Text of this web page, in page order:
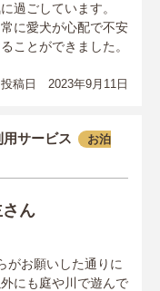
過ごしています。
に愛犬が心配で不安
ことができました。
投稿日 2023年9月11日
用サービス
お泊
ん
がお願いした通りに
にも庭や川で遊んで